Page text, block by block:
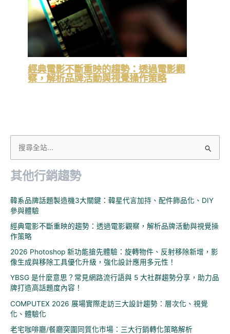
經典電影不斷重映的趨勢：透過電影觀
察，解析品牌活動與視覺操作策略
關
字
其他行銷趨勢
韓系品牌話題製造機3大關鍵：韓星代言加持、配件飾品化、DIY
參與體驗
經典電影不斷重映的趨勢：透過電影觀察，解析品牌活動與視覺操
作策略
2026 Photoshop 新功能搶先體驗：旋轉物件、反射移除新增，影
像生成與移除工具優化升級，強化設計應用多元性！
YBSG 是什麼意思？常見網路流行語與 5 大社群趨勢分享，助力品
牌打造高話題度內容！
COMPUTEX 2026 展場實際走訪三大設計趨勢：層次化、視覺
化、體驗化
老宅咖啡廳/餐廳突圍同質化市場：三大行銷轉化策略解析